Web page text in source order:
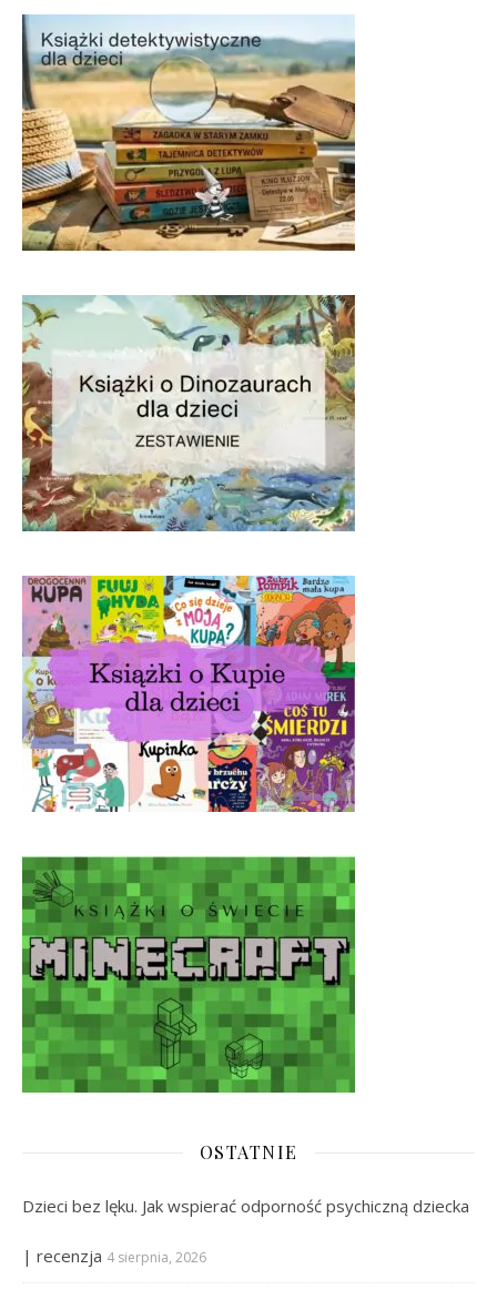
OSTATNIE
Dzieci bez lęku. Jak wspierać odporność psychiczną dziecka
| recenzja 4 sierpnia, 2026